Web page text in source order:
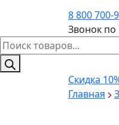
8 800 700-
Звонок по
Поиск
товаров
Скидка
Главная